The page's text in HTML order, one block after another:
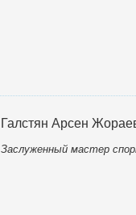
Галстян Арсен
Заслуженный мастер